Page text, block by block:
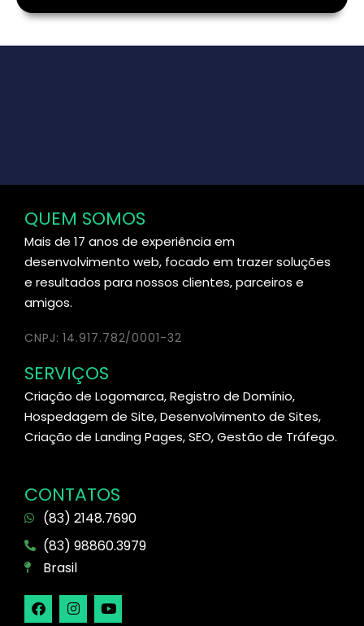
QUEM SOMOS
Mais de 17 anos de experiência em
desenvolvimento web, focado em trazer soluções
e resultados para nossos clientes, parceiros e
amigos.
CNPJ: 14.917.782/0001-32
SERVIÇOS
Criação de Logomarca, Registro de Domínio,
Hospedagem de Site, Desenvolvimento de Sites,
Criação de Landing Pages, SEO, Gestão de Tráfego.
CONTATOS
(83) 2148.7690
(83) 98860.3979
Brasil